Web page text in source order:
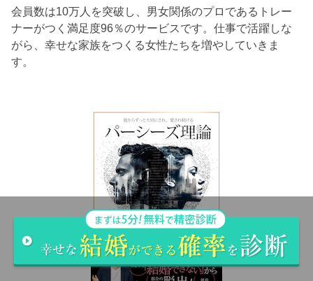
会員数は10万人を突破し、男女関係のプロであるトレー
ナーがつく満足度96％のサービスです。仕事で活躍しな
がら、幸せな家族をつくる女性たちを増やしていきま
す。